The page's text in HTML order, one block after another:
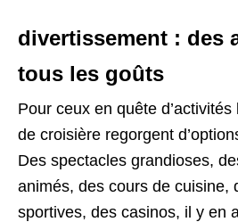
divertissement : des
tous les goûts
Pour ceux en quête
de croisière regorgent
Des spectacles grandioses,
animés, des cours de cuisine,
sportives, des casinos, il y en